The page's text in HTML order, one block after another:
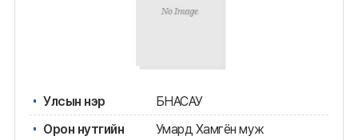
Улсын нэр
БНАСАУ
Орон нутгийн
Умард Хамгён муж